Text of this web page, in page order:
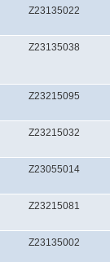
Z23135022
Z23135038
Z23215095
Z23215032
Z23055014
Z23215081
Z23135002